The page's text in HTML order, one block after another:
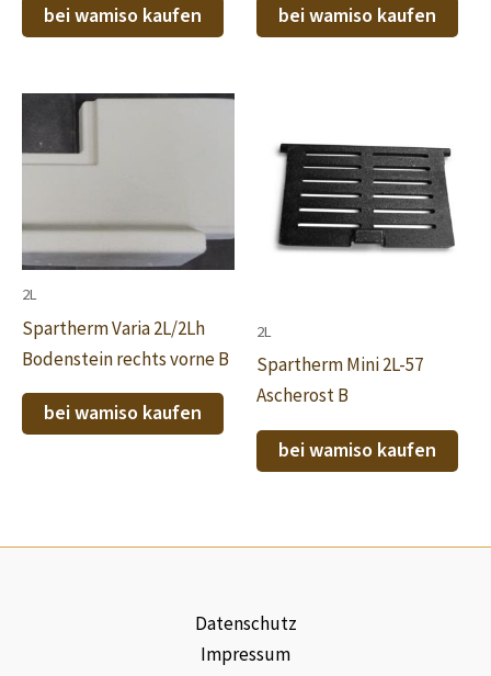
bei wamiso kaufen bei wamiso kaufen
2L
Spartherm Varia 2L/2Lh
Bodenstein rechts vorne B
bei wamiso kaufen
2L
Spartherm Mini 2L-57
Ascherost B
bei wamiso kaufen
Datenschutz
Impressum